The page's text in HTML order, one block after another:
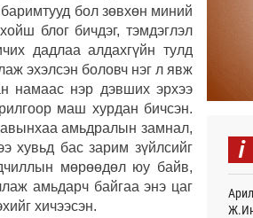
бол зөвхөн миний
блог бичдэг, тэмдэглэл
дадлаа алдахгүйн тулд
эхэлсэн боловч нэг л явж
намаас нэр дэвших эрхээ
маш хурдан бичсэн.
амьдралын замнал,
хувьд бас зарим зүйлсийг
мөрөөдөл юу байв,
амьдарч байгаа энэ цаг
хичээсэн.
i